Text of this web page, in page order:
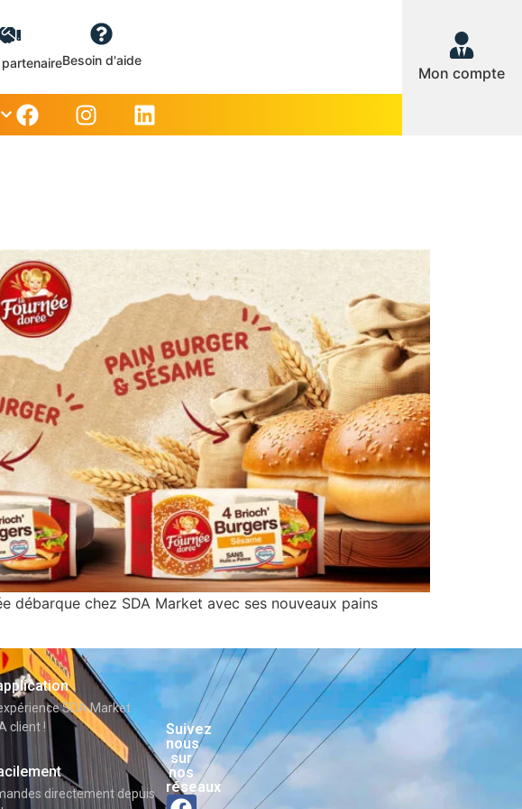
Mon compte
Besoin d'aide
débarque chez SDA Market avec ses nouveaux pains
SDA Market
client !
directement depuis
Suivez
nous
sur
nos
réseaux